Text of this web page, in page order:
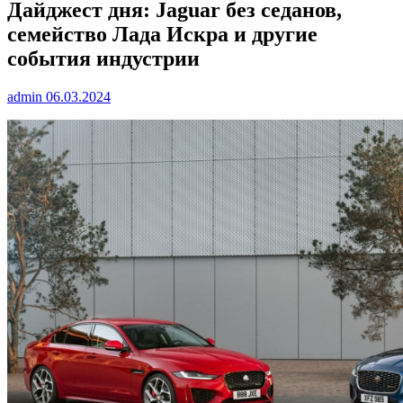
Дайджест дня: Jaguar без седанов,
семейство Лада Искра и другие
события индустрии
admin 06.03.2024